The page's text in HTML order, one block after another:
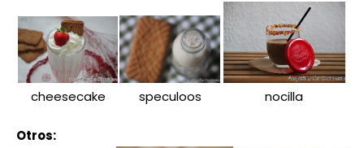
cheesecake speculoos nocilla
Otros: